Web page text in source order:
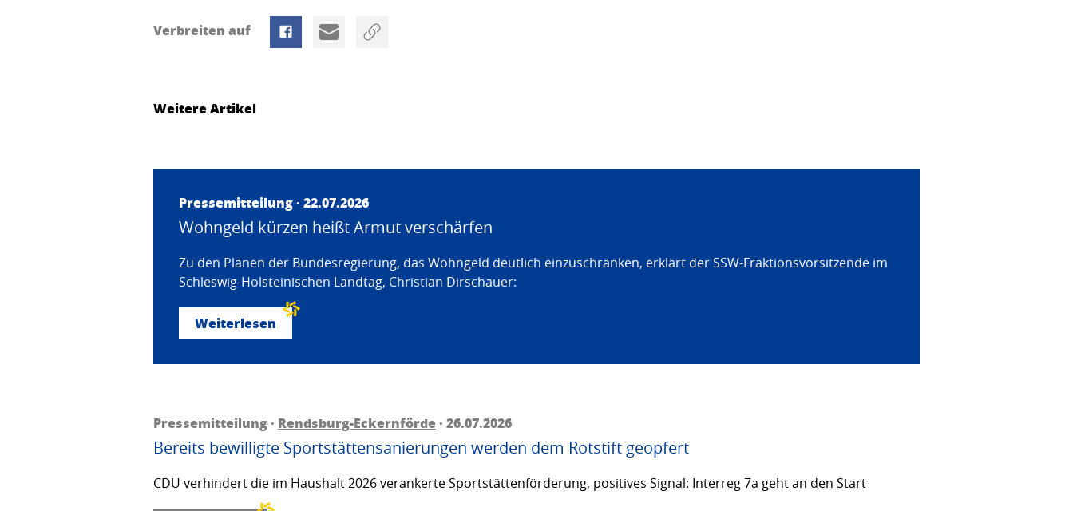
Verbreiten auf
Weitere Artikel
Pressemitteilung · 22.07.2026
Wohngeld kürzen heißt Armut verschärfen
Zu den Plänen der Bundesregierung, das Wohngeld deutlich einzuschränken, erklärt der SSW-Fraktionsvorsitzende im
Schleswig-Holsteinischen Landtag, Christian Dirschauer:
Weiterlesen
Pressemitteilung · Rendsburg-Eckernförde· 26.07.2026
Bereits bewilligte Sportstättensanierungen werden dem Rotstift geopfert
CDU verhindert die im Haushalt 2026 verankerte Sportstättenförderung, positives Signal: Interreg 7a geht an den Start